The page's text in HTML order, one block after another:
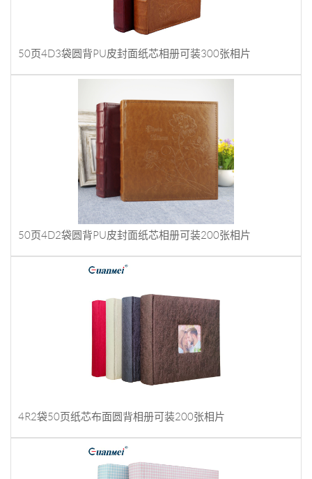
50页4D3袋圆背PU皮封面纸芯相册可装300张相片
50页4D2袋圆背PU皮封面纸芯相册可装200张相片
4R2袋50页纸芯布面圆背相册可装200张相片